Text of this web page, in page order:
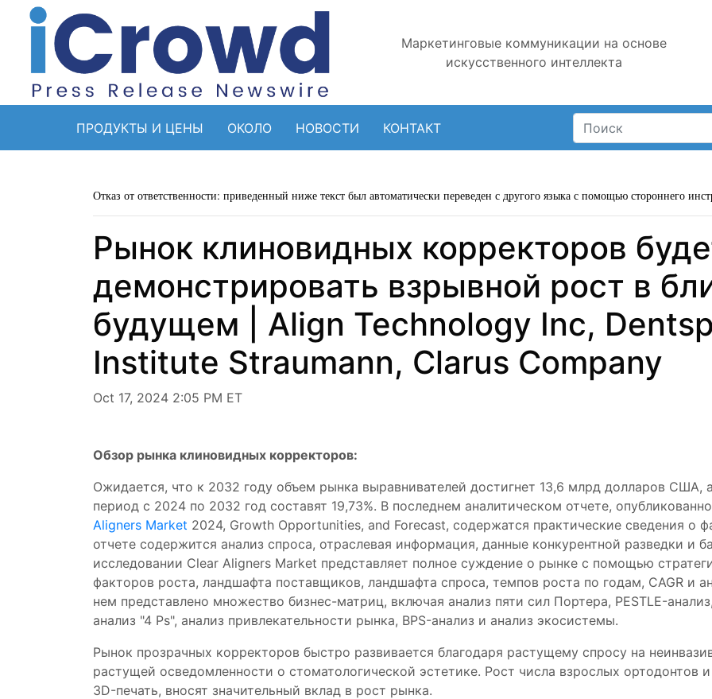
Маркетинговые коммуникации на основе
искусственного интеллекта
ПРОДУКТЫ И ЦЕНЫ ОКОЛО НОВОСТИ КОНТАКТ
Отказ от ответственности: приведенный ниже текст был автоматически переведен с другого языка с помощью стороннего
Рынок клиновидных корректоров
демонстрировать взрывной рост в
будущем | Align Technology Inc,
Institute Straumann, Clarus Company
Oct 17, 2024 2:05 PM ET
Обзор рынка клиновидных корректоров:
Ожидается, что к 2032 году объем рынка выравнивателей достигнет 13,6 млрд долларов США,
период с 2024 по 2032 год составят 19,73%. В последнем аналитическом отчете,
Aligners Market 2024, Growth Opportunities, and Forecast, содержатся практические сведения о
отчете содержится анализ спроса, отраслевая информация, данные конкурентной разведки и
исследовании Clear Aligners Market представляет полное суждение о рынке с помощью
факторов роста, ландшафта поставщиков, ландшафта спроса, темпов роста по годам, CAGR и
нем представлено множество бизнес-матриц, включая анализ пяти сил Портера, PESTLE-
анализ "4 Ps", анализ привлекательности рынка, BPS-анализ и анализ экосистемы.
Рынок прозрачных корректоров быстро развивается благодаря растущему спросу на
растущей осведомленности о стоматологической эстетике. Рост числа взрослых ортодонтов
3D-печать, вносят значительный вклад в рост рынка.